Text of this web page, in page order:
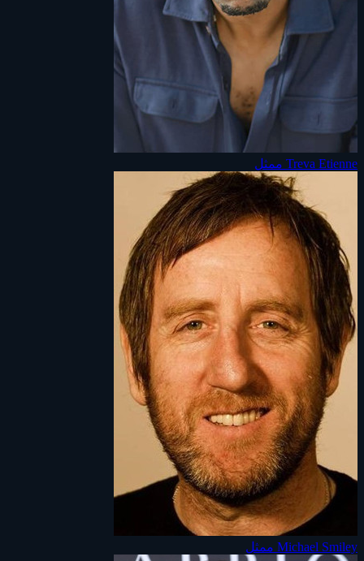
Treva Etienne ممثل
Michael Smiley ممثل